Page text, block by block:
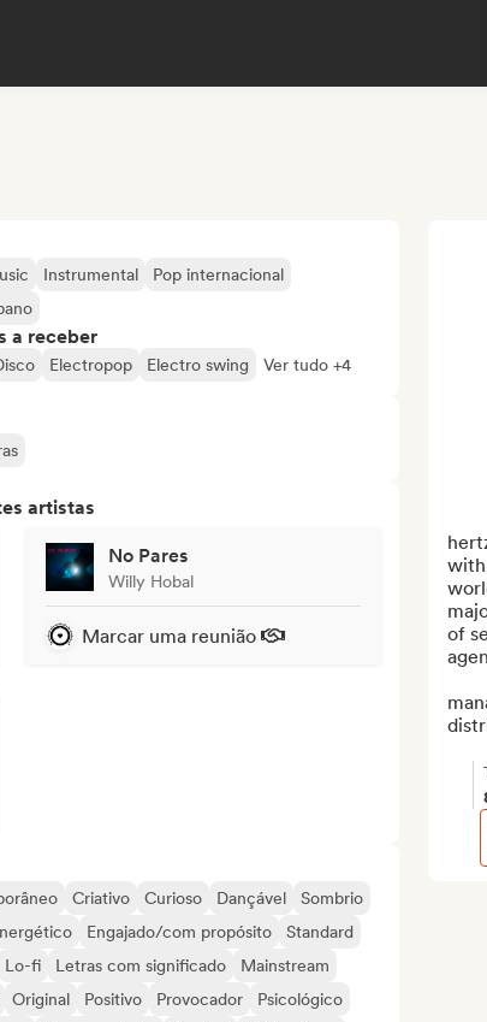
Instrumental
Pop internacional
a receber
Electropop Electro swing Ver tudo +4
artistas
No Pares
Willy Hobal
Marcar uma reunião
Criativo Curioso Dançável
Sombrio
Engajado/com propósito
Standard
Lo-fi Letras com significado
Mainstream
Original Positivo Provocador
Psicológico
with
of